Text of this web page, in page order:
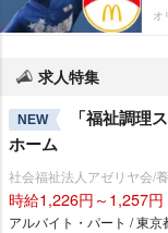
オ
求人特集
NEW
「福祉調理
ホーム
社会福祉法人アゼリヤ会/
時給1,226円～1,257円
アルバイト・パート / 東京